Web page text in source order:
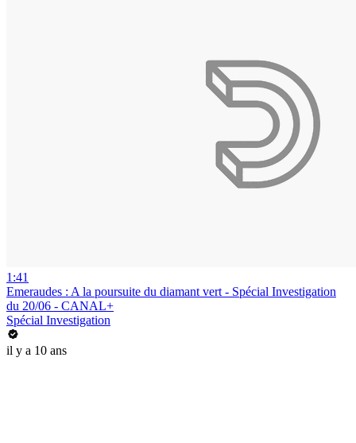
1:41
Emeraudes : A la poursuite du diamant vert - Spécial Investigation
du 20/06 - CANAL+
Spécial Investigation
il y a 10 ans